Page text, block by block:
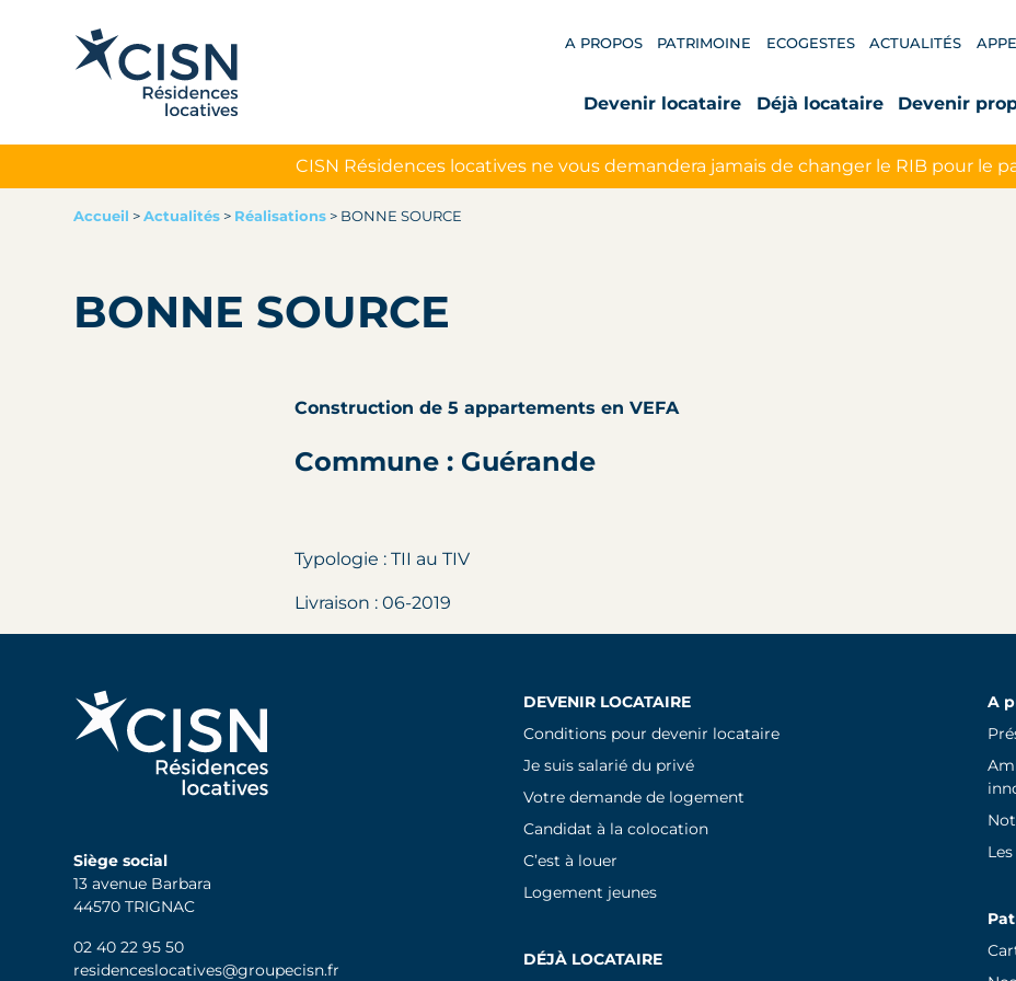
A PROPOS PATRIMOINE ECOGESTES ACTUALITÉS
Devenir locataire Déjà locataire Devenir
CISN Résidences locatives ne vous demandera jamais de changer le RIB pour le
Accueil >Actualités > Réalisations > BONNE SOURCE
BONNE SOURCE
Construction de 5 appartements en VEFA
Commune : Guérande
Typologie : TII au TIV
Livraison : 06-2019
Siège social
13 avenue Barbara
44570 TRIGNAC
02 40 22 95 50
residenceslocatives@groupecisn.fr
DEVENIR LOCATAIRE
Conditions pour devenir locataire
Je suis salarié du privé
Votre demande de logement
Candidat à la colocation
C’est à louer
Logement jeunes
DÉJÀ LOCATAIRE
A